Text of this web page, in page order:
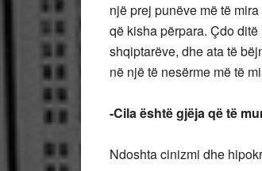
një prej punëve më të
që kisha përpara. Çdo
shqiptarëve, dhe ata të
në një të nesërme më të
-Cila është gjëja që të
Ndoshta cinizmi dhe